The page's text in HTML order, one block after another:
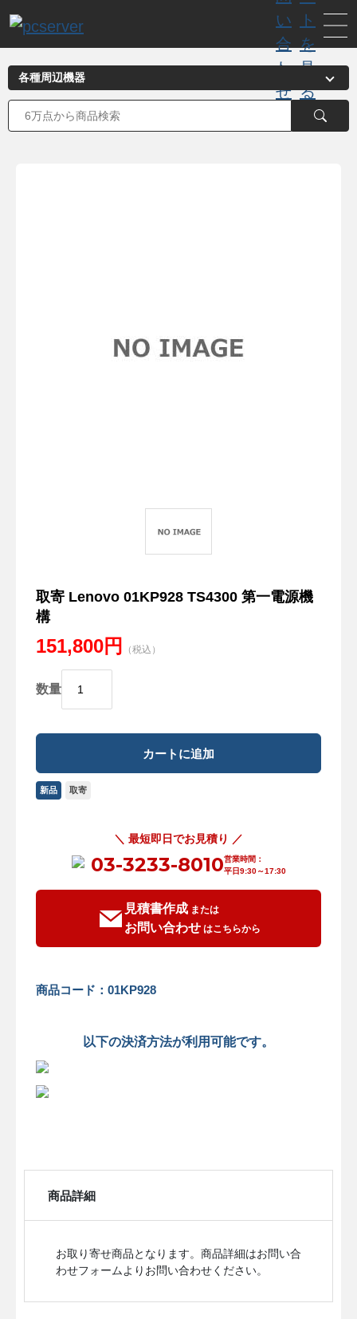
取寄 Lenovo 01KP928 TS4300 第一電源機
構
151,800円 （税込）
数量
新品 取寄
＼ 最短即日でお見積り ／
03-3233-8010営業時間：
平日9:30～17:30
見積書作成または
お問い合わせはこちらから
商品コード：01KP928
以下の決済方法が利用可能です。
商品詳細
お取り寄せ商品となります。商品詳細はお問い合
わせフォームよりお問い合わせください。